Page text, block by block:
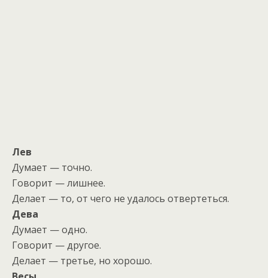
Лев
Думает — точно.
Говорит — лишнее.
Делает — то, от чего не удалось отвертеться.
Дева
Думает — одно.
Говорит — другое.
Делает — третье, но хорошо.